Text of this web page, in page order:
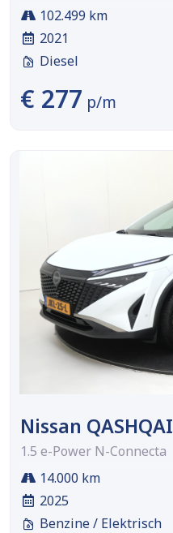
102.499 km
2021
Diesel
€ 277 p/m
Nissan QASHQAI
1.5 e-Power N-Connecta
14.000 km
2025
Benzine / Elektrisch